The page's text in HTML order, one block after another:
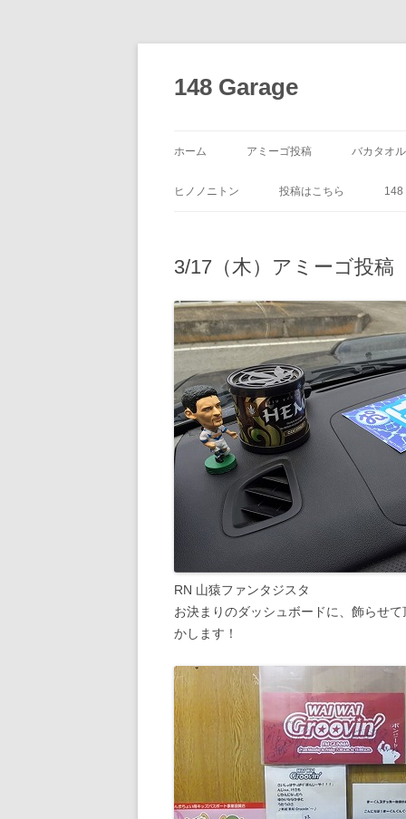
ン
ツ
ッ
148 Garage
ホーム アミーゴ投稿 バカタオ
ヒノノニトン 投稿はこちら
3/17（木）アミーゴ投稿
RN 山猿ファンタジスタ
お決まりのダッシュボードに、飾らせ
かします！